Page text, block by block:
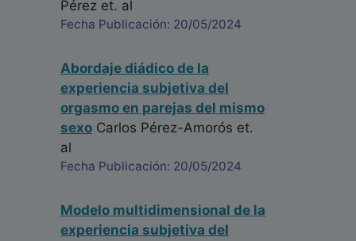
Pérez et. al
Fecha Publicación: 20/05/2024
Abordaje diádico de la
experiencia subjetiva del
orgasmo en parejas del mismo
sexo Carlos Pérez-Amorós et.
al
Fecha Publicación: 20/05/2024
Modelo multidimensional de la
experiencia subjetiva del